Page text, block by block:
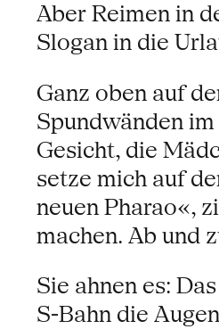
Aber Reimen in
Slogan in die
Ganz oben auf
Spundwänden
Gesicht, die
setze mich auf
neuen Pharao«,
machen. Ab und
Sie ahnen es:
S-Bahn die